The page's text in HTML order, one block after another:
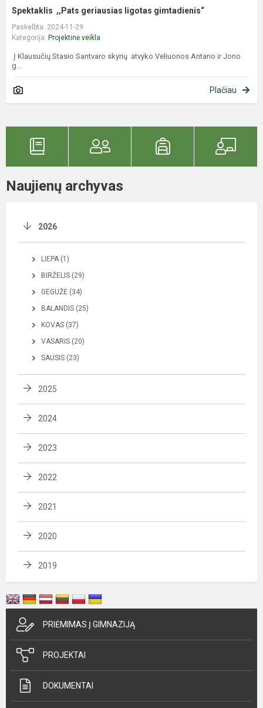
Spektaklis ,,Pats geriausias ligotas gimtadienis“
Paskelbta: 2024-11-29
Kategorija: Projektinė veikla
Į Klausučių Stasio Santvaro skyrių atvyko Veliuonos Antano ir Jono
g...
Plačiau
Naujienų archyvas
2026
LIEPA (1)
BIRŽELIS (29)
GEGUŽĖ (34)
BALANDIS (25)
KOVAS (37)
VASARIS (20)
SAUSIS (23)
2025
2024
2023
2022
2021
2020
2019
PRIĖMIMAS Į GIMNAZIJĄ
PROJEKTAI
DOKUMENTAI